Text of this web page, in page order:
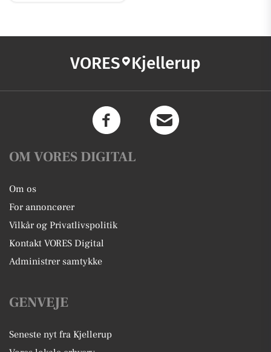
VORES Kjellerup
OM VORES DIGITAL
Om os
For annoncører
Vilkår og Privatlivspolitik
Kontakt VORES Digital
Administrer samtykke
GENVEJE
Seneste nyt fra Kjellerup